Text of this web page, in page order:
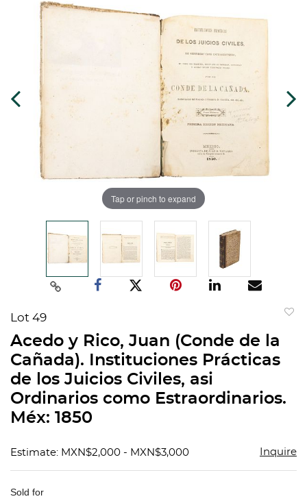
Tap or pinch to expand
Lot 49
Acedo y Rico, Juan (Conde de la
Cañada). Instituciones Prácticas
de los Juicios Civiles, asi
Ordinarios como Estraordinarios.
Méx: 1850
Estimate: MXN$2,000 - MXN$3,000 Inquire
Sold for